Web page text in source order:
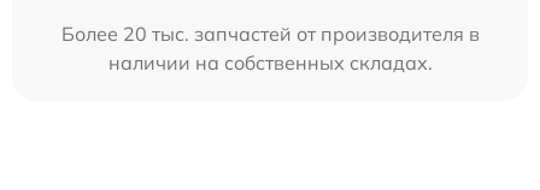
Более 20 тыс. запчастей от производителя в
наличии на собственных складах.